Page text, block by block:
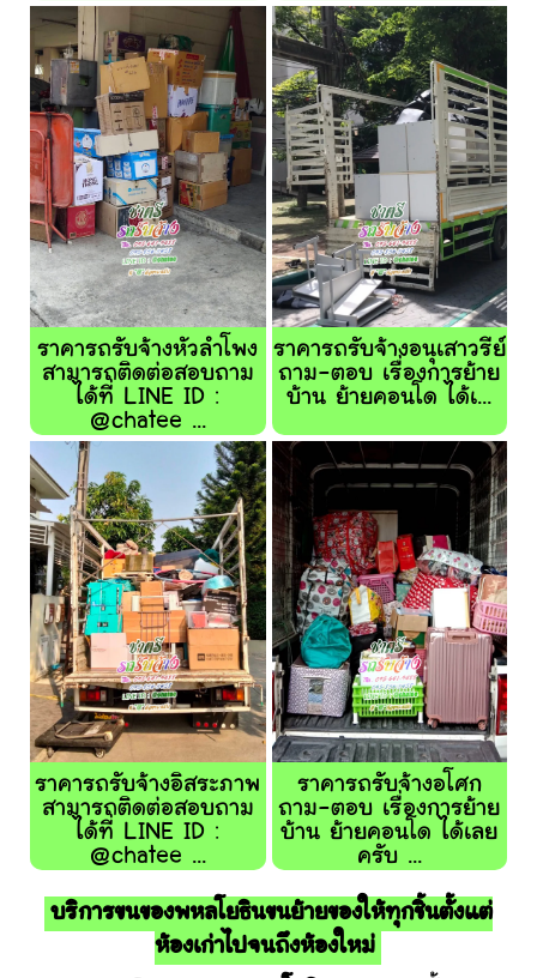
ราคารถรับจ้างหัวลำโพง
สามารถติดต่อสอบถาม
ได้ที่ LINE ID :
@chatee ...
ราคารถรับจ้างอนุเสาวรีย์
ถาม-ตอบ เรื่องการย้าย
บ้าน ย้ายคอนโด ได้เ...
ราคารถรับจ้างอิสระภาพ
สามารถติดต่อสอบถาม
ได้ที่ LINE ID :
@chatee ...
ราคารถรับจ้างอโศก
ถาม-ตอบ เรื่องการย้าย
บ้าน ย้ายคอนโด ได้เลย
ครับ ...
บริการขนของพหลโยธินขนย้ายของให้ทุกชิ้นตั้งแต่
ห้องเก่าไปจนถึงห้องใหม่